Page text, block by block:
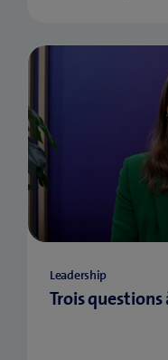
Leadership
Trois questions